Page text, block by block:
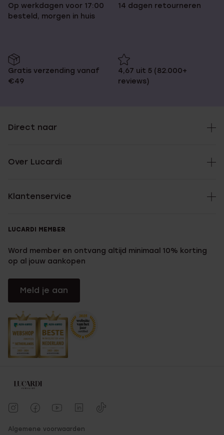
Op werkdagen voor 17:00
besteld, morgen in huis
14 dagen retourneren
Gratis verzending vanaf
€49
4,67 uit 5 (82.000+
reviews)
Direct naar
Over Lucardi
Klantenservice
LUCARDI MEMBER
Word member en ontvang altijd minimaal 10% korting
op al jouw aankopen
Meld je aan
Algemene voorwaarden